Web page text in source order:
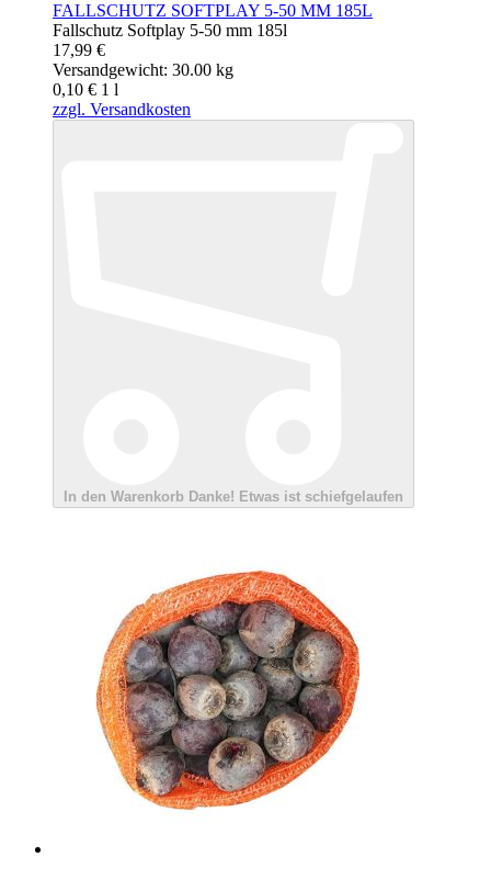
FALLSCHUTZ SOFTPLAY 5-50 MM 185L
Fallschutz Softplay 5-50 mm 185l
17,99 €
Versandgewicht: 30.00 kg
0,10 € 1 l
zzgl. Versandkosten
In den Warenkorb Danke! Etwas ist schiefgelaufen